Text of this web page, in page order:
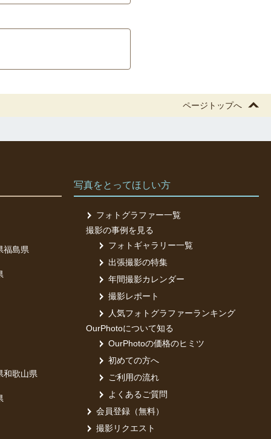
ページトップへ
福島県
和歌山県
写真をとってほしい方
フォトグラファー一覧
撮影の事例を見る
フォトギャラリー一覧
出張撮影の特集
年間撮影カレンダー
撮影レポート
人気フォトグラファーランキング
OurPhotoについて知る
OurPhotoの価格のヒミツ
初めての方へ
ご利用の流れ
よくあるご質問
会員登録（無料）
撮影リクエスト